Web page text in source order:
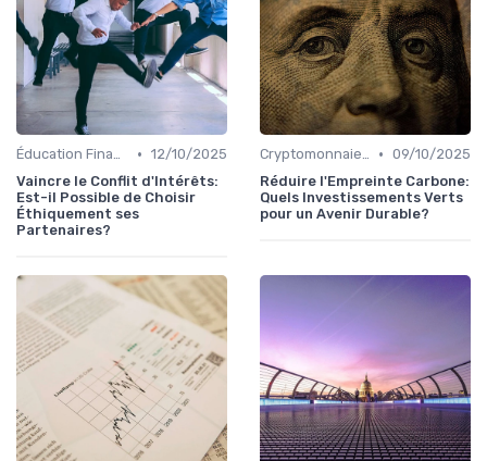
Éducation Financière • 12/10/2025
Vaincre le Conflit d'Intérêts:
Est-il Possible de Choisir
Éthiquement ses
Partenaires?
Cryptomonnaies et Investissements Alternatifs • 09/10/2025
Réduire l'Empreinte Carbone:
Quels Investissements Verts
pour un Avenir Durable?